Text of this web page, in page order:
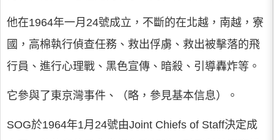
他在1964年一月24號成立，不斷的在北越，南越，寮
國，高棉執行偵查任務、救出俘虜、救出被擊落的飛
行員、進行心理戰、黑色宣傳、暗殺、引導轟炸等。
它參與了東京灣事件、（略，參見基本信息）。
SOG於1964年1月24號由Joint Chiefs of Staff決定成